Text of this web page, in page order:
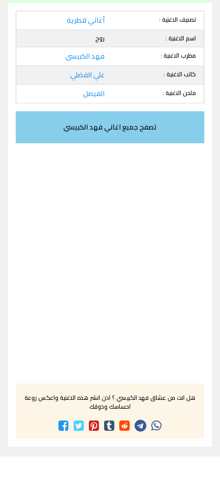
تصنيف الاغنية : أغاني قطرية
اسم الاغنية :
روح
مطرب الاغنية :
فهد الكبيسي
كاتب الاغنية : علي الفضلي
ملحن الاغنية : الفيصل
تصفح جميع اغاني فهد الكبيسي
هل انت من عشاق فهد الكبيسي ؟ اذن انشر هذه الاغنية واعكس روعة
احساسك وذوقك